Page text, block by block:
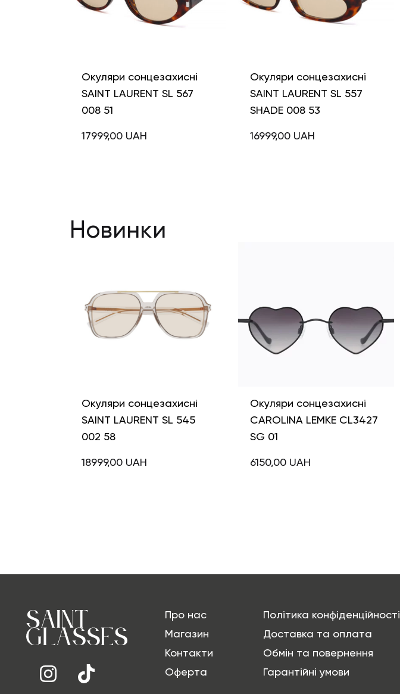
Окуляри сонцезахисні
SAINT LAURENT SL 567
008 51
17999,00 UAH
Окуляри сонцезахисні
SAINT LAURENT SL 557
SHADE 008 53
16999,00 UAH
Новинки
Окуляри сонцезахисні
SAINT LAURENT SL 545
002 58
18999,00 UAH
Окуляри сонцезахисні
CAROLINA LEMKE CL3427
SG 01
6150,00 UAH
Про нас
Магазин
Контакти
Оферта
Політика конфіденційності
Доставка та оплата
Обмін та повернення
Гарантійні умови